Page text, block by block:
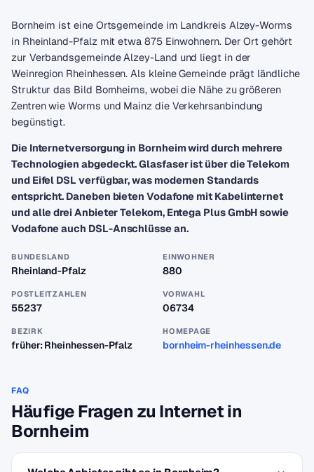
Bornheim ist eine Ortsgemeinde im Landkreis Alzey-Worms
in Rheinland-Pfalz mit etwa 875 Einwohnern. Der Ort gehört
zur Verbandsgemeinde Alzey-Land und liegt in der
Weinregion Rheinhessen. Als kleine Gemeinde prägt ländliche
Struktur das Bild Bornheims, wobei die Nähe zu größeren
Zentren wie Worms und Mainz die Verkehrsanbindung
begünstigt.
Die Internetversorgung in Bornheim wird durch mehrere
Technologien abgedeckt. Glasfaser ist über die Telekom
und Eifel DSL verfügbar, was modernen Standards
entspricht. Daneben bieten Vodafone mit Kabelinternet
und alle drei Anbieter Telekom, Entega Plus GmbH sowie
Vodafone auch DSL-Anschlüsse an.
BUNDESLAND
Rheinland-Pfalz
EINWOHNER
880
POSTLEITZAHLEN
55237
VORWAHL
06734
BEZIRK
früher: Rheinhessen-Pfalz
HOMEPAGE
bornheim-rheinhessen.de
FAQ
Häufige Fragen zu Internet in
Bornheim